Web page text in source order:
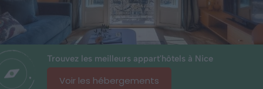
Trouvez les meilleurs appart'hôtels à Nice
Voir les hébergements